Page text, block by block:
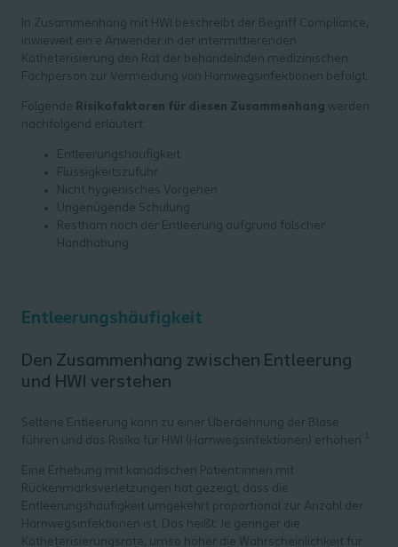
In Zusammenhang mit HWI beschreibt der Begriff Compliance,
inwieweit ein:e Anwender:in der intermittierenden
Katheterisierung den Rat der behandelnden medizinischen
Fachperson zur Vermeidung von Harnwegsinfektionen befolgt.
Folgende Risikofaktoren für diesen Zusammenhang werden
nachfolgend erläutert:
Entleerungshäufigkeit
Flüssigkeitszufuhr
Nicht hygienisches Vorgehen
Ungenügende Schulung
Restharn nach der Entleerung aufgrund falscher
Handhabung
Entleerungshäufigkeit
Den Zusammenhang zwischen Entleerung
und HWI verstehen
Seltene Entleerung kann zu einer Überdehnung der Blase
führen und das Risiko für HWI (Harnwegsinfektionen) erhöhen.
1
Eine Erhebung mit kanadischen Patient:innen mit
Rückenmarksverletzungen hat gezeigt, dass die
Entleerungshäufigkeit umgekehrt proportional zur Anzahl der
Harnwegsinfektionen ist. Das heißt: Je geringer die
Katheterisierungsrate, umso höher die Wahrscheinlichkeit für